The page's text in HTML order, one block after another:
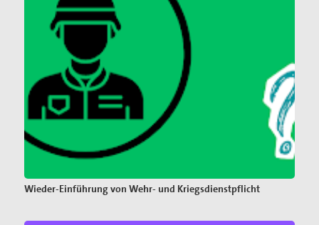
Wieder-Einführung von Wehr- und Kriegsdienstpflicht